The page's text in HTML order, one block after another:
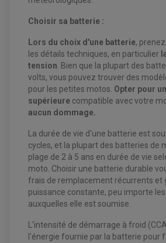
ACCESSOIRE + VISSERIE FREINAGE
DISQUE DE FREIN
EQUIPEMENT ELECTRIQUE
ACCESSOIRES ELECTRIQUE QUAD / SSV
BOITIER CDI QUAD ET SSV
CHARGEUR DE BATTERIE QUAD / SSV
COMPTEUR QUAD / SSV
CONTACTEUR A CLÉ QUAD
DÉMARREUR
ECLAIRAGE LED / HALOGÈNE
STATOR ET REDRESSEUR / REGULATEUR
VENTILATEUR DE RADIATEUR
EQUIPEMENT FREINAGE
DISQUE DE FREIN QUAD / SSV
KIT DURITE DE FREIN QUAD
KIT REPARATION MAÎTRE CYLINDRE
PLAQUETTES DE FREIN QUAD / SSV
HUILE ET PRODUIT
HUILE POUR QUAD
PRODUIT D'ENTRETIEN QUAD
PNEUMATIQUE
MOUSSE
CHAMBRE À AIR
EQUIPEMENT FREINAGE
ACCESSOIRES FREINAGE
DISQUE DE FREIN AVANT
Choisir sa batterie :
Lors du choix d'une batterie,
les détails techniques, en particulier
tension . Bien que la plupart des
volts, vous pouvez trouver des
pour les petites motos. Opter pour
supérieure compatible avec votre
aucun dommage.
La durée de vie d'une batterie est
cycles, et la plupart des batteries de
plage de 2 à 5 ans en durée de vie
moto. Choisir une batterie durable
frais de remplacement récurrents et
puissance constante, peu importe
auxquelles elle est soumise.
L'intensité de démarrage à froid
l'énergie fournie par la batterie pour